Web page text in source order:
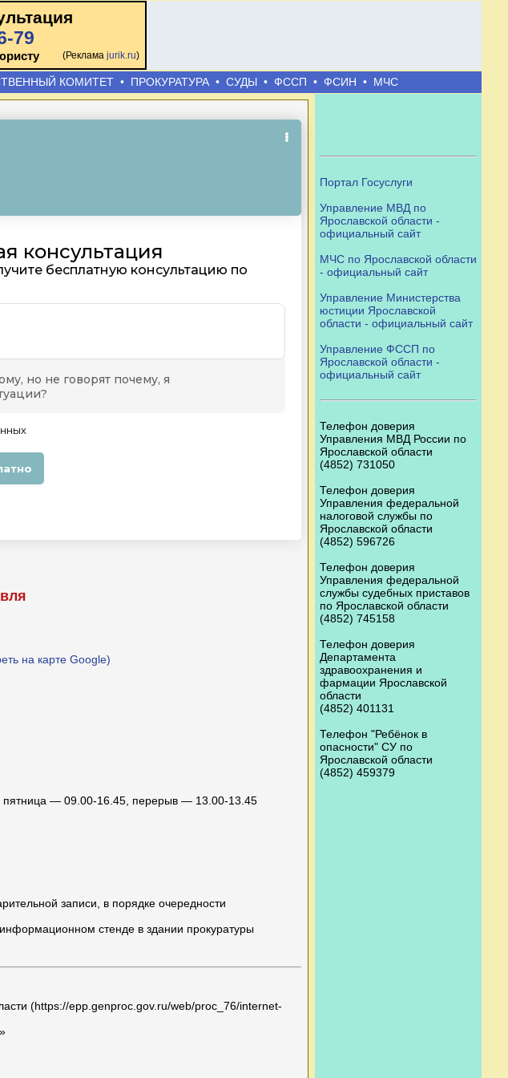
79
(Реклама jurik.ru)
КОМИТЕТ • ПРОКУРАТУРА • СУДЫ • ФССП • ФСИН • МЧС
на карте Google)
пятница — 09.00-16.45, перерыв — 13.00-13.45
записи, в порядке очередности
стенде в здании прокуратуры
(https://epp.genproc.gov.ru/web/proc_76/internet-
Портал Госуслуги
Управление МВД по
Ярославской области -
официальный сайт
МЧС по Ярославской области
- официальный сайт
Управление Министерства
юстиции Ярославской
области - официальный сайт
Управление ФССП по
Ярославской области -
официальный сайт
Телефон доверия
Управления МВД России по
Ярославской области
(4852) 731050
Телефон доверия
Управления федеральной
налоговой службы по
Ярославской области
(4852) 596726
Телефон доверия
Управления федеральной
службы судебных приставов
по Ярославской области
(4852) 745158
Телефон доверия
Департамента
здравоохранения и
фармации Ярославской
области
(4852) 401131
Телефон "Ребёнок в
опасности" СУ по
Ярославской области
(4852) 459379